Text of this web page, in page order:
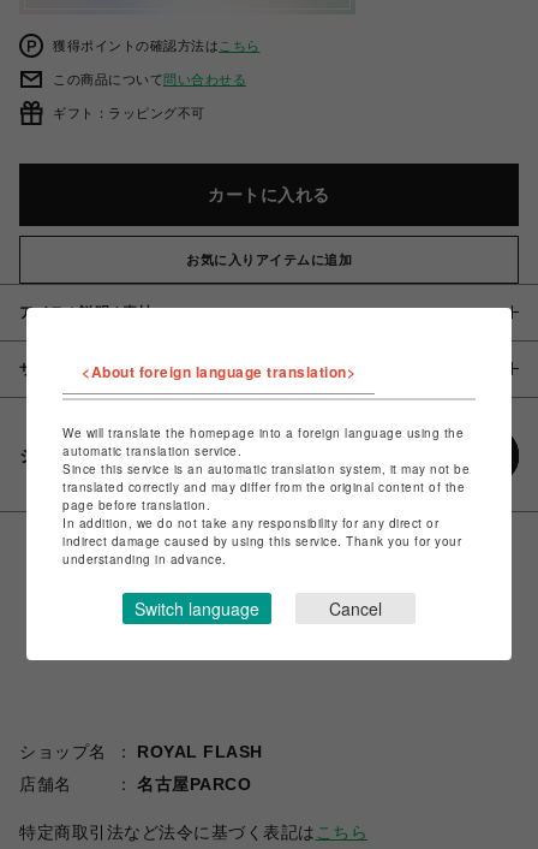
獲得ポイントの確認方法は こちら
この商品について問い合わせる
ギフト：ラッピング不可
カートに入れる
お気に入りアイテムに追加
アイテム説明 / 素材
サイズ
シェアする
ショップ名
ROYAL FLASH
店舗名
名古屋PARCO
特定商取引法など法令に基づく表記は こちら
<About foreign language translation>
We will translate the homepage into a foreign language using the
automatic translation service.
Since this service is an automatic translation system, it may not be
translated correctly and may differ from the original content of the
page before translation.
In addition, we do not take any responsibility for any direct or
indirect damage caused by using this service. Thank you for your
understanding in advance.
Switch language Cancel